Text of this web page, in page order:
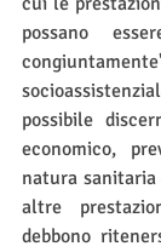
possano
possibile
economico,
natura
altre
debbono